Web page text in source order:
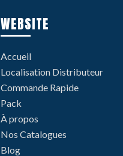
WEBSITE
Accueil
Localisation Distributeur
Commande Rapide
Pack
À propos
Nos Catalogues
Blog